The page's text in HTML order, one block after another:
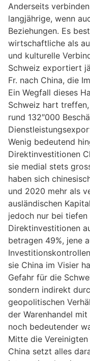
Anderseits
langjährige, wenn
Beziehungen. Es
wirtschaftliche als
und kulturelle
Schweiz exportiert
Fr. nach China, die
Ein Wegfall dieses
Schweiz hart
rund 132″000
Wenig bedeutend
Direktinvestitionen
sie medial stets
haben sich
und 2020 mehr als
ausländischen
jedoch nur bei tiefen
Direktinvestitionen
betragen 49%, jene
sie China im Visier
Gefahr für die
sondern indirekt
geopolitischen
der Warenhandel
noch bedeutender
Mitte die
China setzt alles